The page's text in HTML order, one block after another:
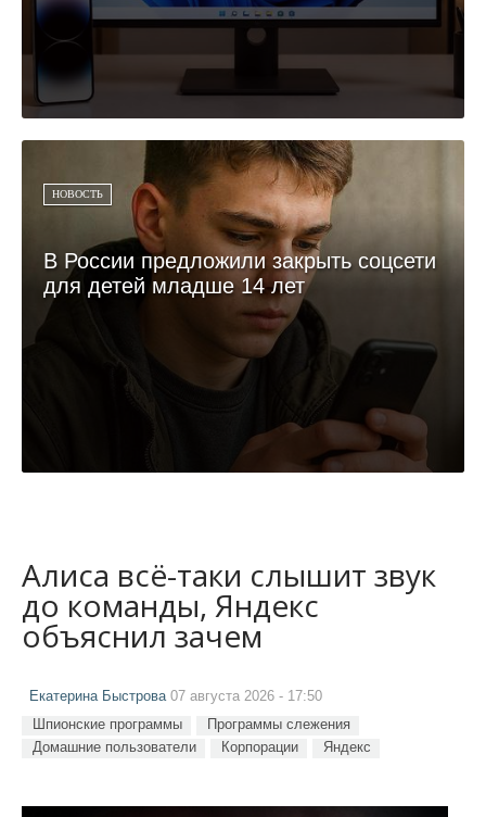
НОВОСТЬ
В России предложили закрыть соцсети
для детей младше 14 лет
Алиса всё-таки слышит звук
до команды, Яндекс
объяснил зачем
Екатерина Быстрова 07 августа 2026 - 17:50
Шпионские программы
Программы слежения
Домашние пользователи
Корпорации Яндекс